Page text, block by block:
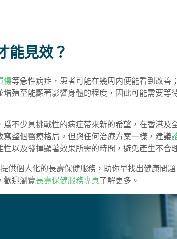
能見效？
傷等急性病症，患者可能在幾周内便能看到改善
殖至能顯著影響身體的程度，因此可能需要等
不少具挑戰性的病症帶來新的希望，在香港及
整個醫療格局。但與任何治療方案一樣，建議
以及發揮顯著效果所需的時間，避免產生不合
供個人化的長壽保健服務，助你早找出健康問
歡迎瀏覽長壽保健服務專頁了解更多。